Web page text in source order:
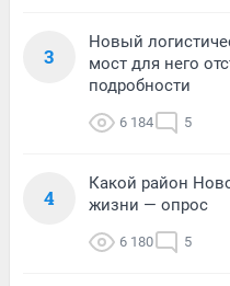
3
Новый
мост для него
подробности
6 184 5
4
Какой район
жизни — опрос
6 180 5